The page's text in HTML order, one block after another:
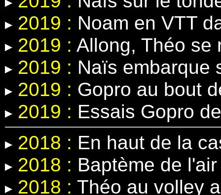
2019 : Noam en VTT
2019 : Allong, Théo se
2019 : Naïs embarque
2019 : Gopro au bout
2019 : Essais Gopro
2018 : En haut de la
2018 : Baptème de
2018 : Théo au volley